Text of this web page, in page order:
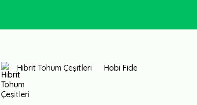
Hibrit Tohum Çeşitleri Hobi Fide